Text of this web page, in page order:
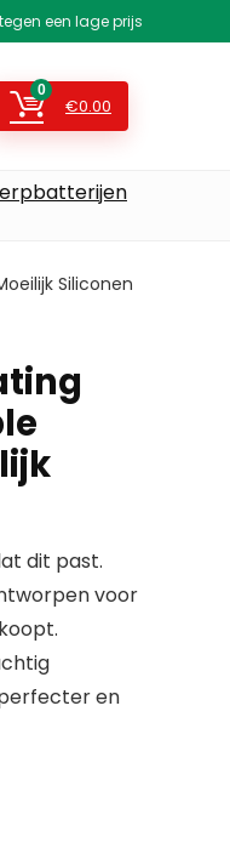
een lage prijs
0
€0.00
Siliconen
dit past.
voor
en